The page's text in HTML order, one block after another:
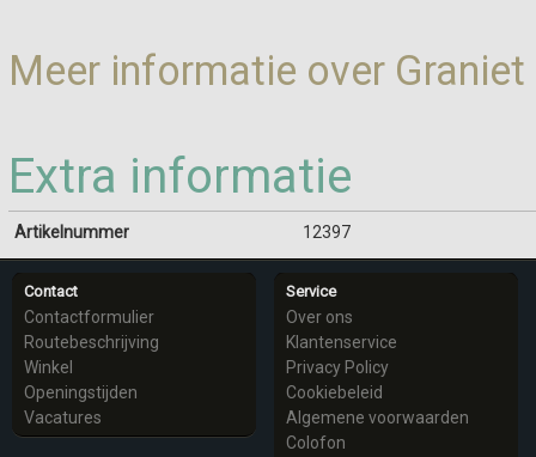
Meer informatie over Graniet
Extra informatie
Artikelnummer 12397
Contact
Contactformulier
Routebeschrijving
Winkel
Openingstijden
Vacatures
Service
Over ons
Klantenservice
Privacy Policy
Cookiebeleid
Algemene voorwaarden
Colofon